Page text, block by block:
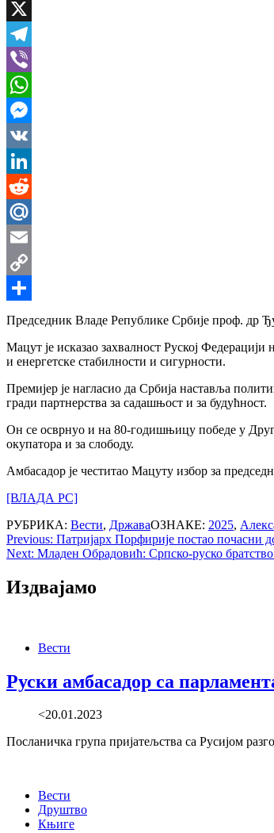
Facebook
X
Telegram
Viber
WhatsApp
Messenger
VK
LinkedIn
Reddit
Mail.Ru
Email
Copy
Link
Share
Председник Владе Републике Србије проф. др
Мацут је исказао захвалност Руској
и енергетске стабилности и сигурности.
Премијер је нагласио да Србија наставља
гради партнерства за садашњост и за будућност.
Он се осврнуо и на 80-годишњицу победе у
окупатора и за слободу.
Амбасадор је честитао Мацуту избор за
[ВЛАДА РС]
РУБРИКА: Вести, ДржаваОЗНАКЕ: 2025,
Post
navigation
Previous: Патријарх Порфирије постао почасни
Next: Младен Обрадовић: Српско-руско братство
Издвајамо
Вести
Руски амбасадор са
<20.01.2023
Посланичка група пријатељства са Русијом
Вести
Друштво
Књиге